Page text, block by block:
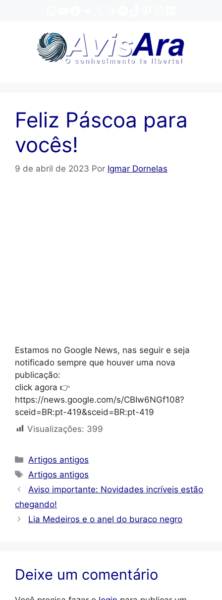
Feliz Páscoa para
vocês!
9 de abril de 2023 Por Igmar Dornelas
Estamos no Google News, nas seguir e seja
notificado sempre que houver uma nova
publicação:
click agora 👉
https://news.google.com/s/CBIw6NGf108?
sceid=BR:pt-419&sceid=BR:pt-419
Visualizações: 399
Categorias
Artigos antigos
Tags
Artigos antigos
Aviso importante: Novidades incríveis estão
chegando!
Lia Medeiros e o anel do buraco negro
Deixe um comentário